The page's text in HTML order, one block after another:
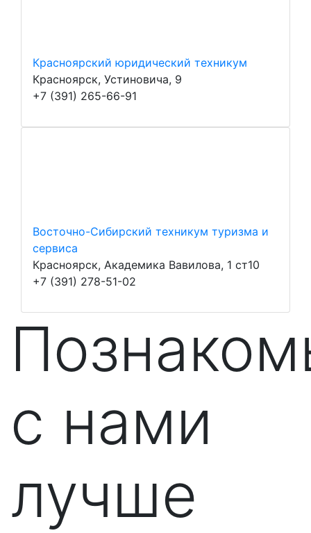
Красноярский юридический техникум
Красноярск, Устиновича, 9
+7 (391) 265-66-91
Восточно-Сибирский техникум туризма и
сервиса
Красноярск, Академика Вавилова, 1 ст10
+7 (391) 278-51-02
с нами
лучше